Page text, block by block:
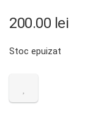
200.00 lei
Stoc epuizat